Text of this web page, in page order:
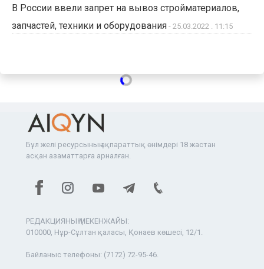
В России ввели запрет на вывоз стройматериалов,
запчастей, техники и оборудования - 25.03.2022 . 11:15
Бұл желі ресурсының ақпараттық өнімдері 18 жастан
асқан азаматтарға арналған.
РЕДАКЦИЯНЫҢ МЕКЕНЖАЙЫ:
010000, Нұр-Сұлтан қаласы, Қонаев көшесі, 12/1.
Байланыс телефоны: (7172) 72-95-46.